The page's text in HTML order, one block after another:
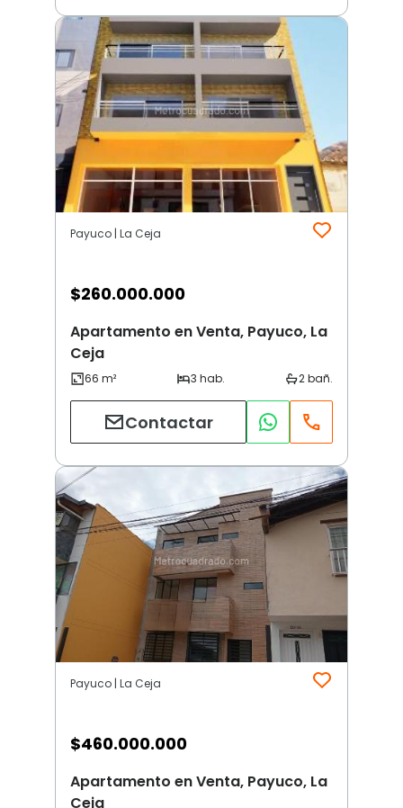
Payuco | La Ceja
$260.000.000
Apartamento en Venta, Payuco, La
Ceja
Contactar
Payuco | La Ceja
$460.000.000
Apartamento en Venta, Payuco, La
Ceja